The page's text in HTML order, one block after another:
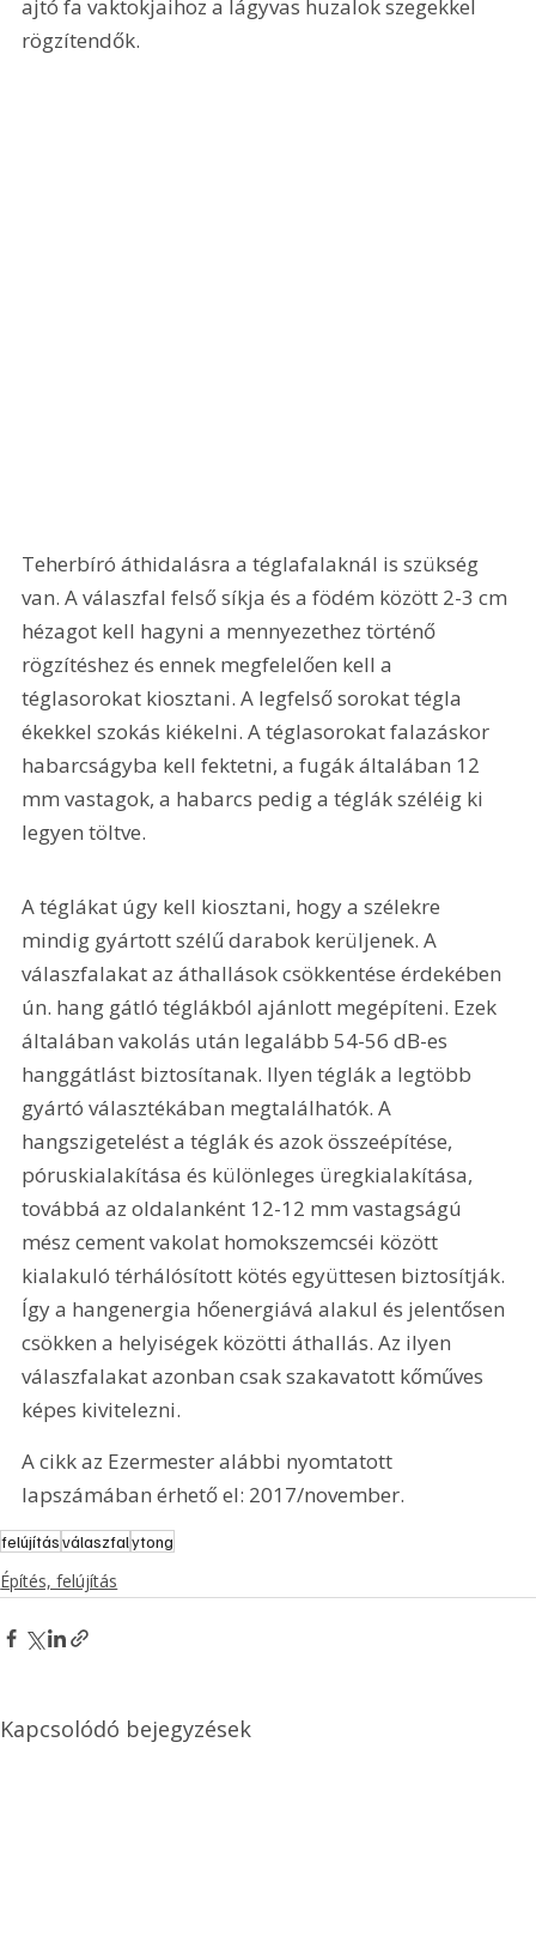
ajtó fa vaktokjaihoz a lágyvas huzalok szegekkel
rögzítendők.
Teherbíró áthidalásra a téglafalaknál is szükség
van. A válaszfal felső síkja és a födém között 2-3 cm
hézagot kell hagyni a mennyezethez történő
rögzítéshez és ennek megfelelően kell a
téglasorokat kiosztani. A legfelső sorokat tégla
ékekkel szokás kiékelni. A téglasorokat falazáskor
habarcságyba kell fektetni, a fugák általában 12
mm vastagok, a habarcs pedig a téglák széléig ki
legyen töltve.
A téglákat úgy kell kiosztani, hogy a szélekre
mindig gyártott szélű darabok kerüljenek. A
válaszfalakat az áthallások csökkentése érdekében
ún. hang gátló téglákból ajánlott megépíteni. Ezek
általában vakolás után legalább 54-56 dB-es
hanggátlást biztosítanak. Ilyen téglák a legtöbb
gyártó választékában megtalálhatók. A
hangszigetelést a téglák és azok összeépítése,
póruskialakítása és különleges üregkialakítása,
továbbá az oldalanként 12-12 mm vastagságú
mész cement vakolat homokszemcséi között
kialakuló térhálósított kötés együttesen biztosítják.
Így a hangenergia hőenergiává alakul és jelentősen
csökken a helyiségek közötti áthallás. Az ilyen
válaszfalakat azonban csak szakavatott kőműves
képes kivitelezni.
A cikk az Ezermester alábbi nyomtatott
lapszámában érhető el: 2017/november.
felújításválaszfalytong
Építés, felújítás
Kapcsolódó bejegyzések